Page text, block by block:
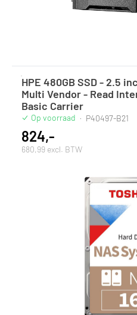
HPE 480GB SSD - 2.5
Multi Vendor - Read
Basic Carrier
Op voorraad · P40497-B21
824,-
680,99 excl. BTW